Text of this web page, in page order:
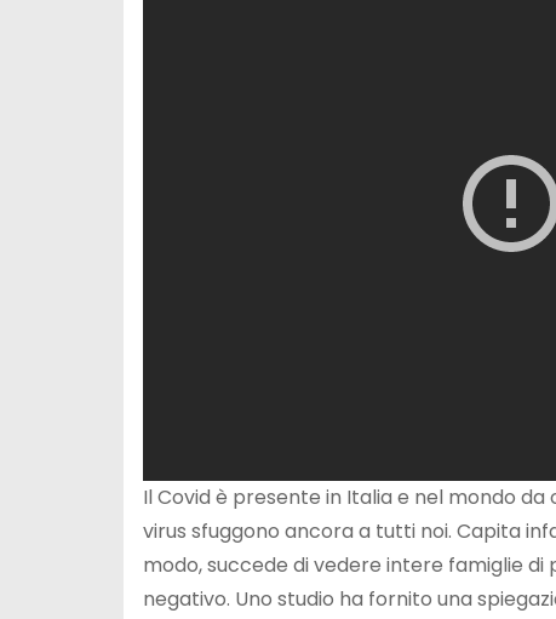
Il Covid è presente in Italia e nel mondo
virus sfuggono ancora a tutti noi. Capita
modo, succede di vedere intere famiglie
negativo. Uno studio ha fornito una